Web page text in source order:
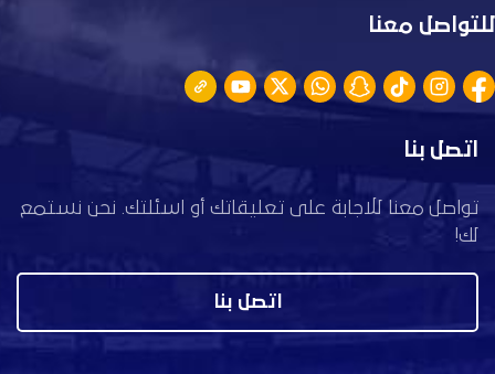
للتواصل معنا
اتصل بنا
تواصل معنا للاجابة على تعليقاتك أو اسئلتك. نحن نستمع
لك!
اتصل بنا